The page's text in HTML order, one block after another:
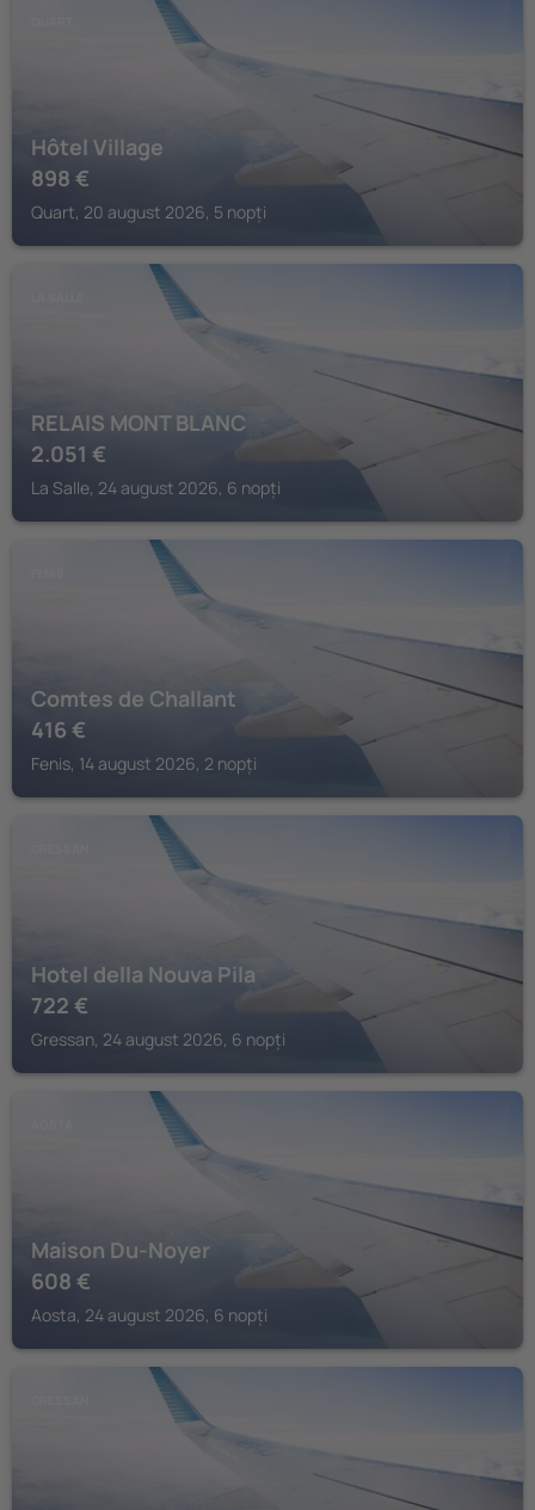
Hôtel Village
898 €
Quart, 20 august 2026, 5 nopți
RELAIS MONT BLANC
2.051 €
La Salle, 24 august 2026, 6 nopți
Comtes de Challant
416 €
Fenis, 14 august 2026, 2 nopți
Hotel della Nouva Pila
722 €
Gressan, 24 august 2026, 6 nopți
Maison Du-Noyer
608 €
Aosta, 24 august 2026, 6 nopți